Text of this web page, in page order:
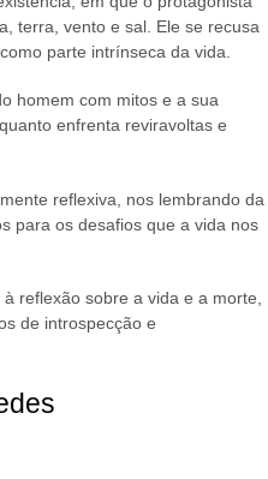
terra, vento e sal. Ele se recusa
parte intrínseca da vida.
homem com mitos e a sua
enfrenta reviravoltas e
reflexiva, nos lembrando da
para os desafios que a vida nos
reflexão sobre a vida e a morte,
de introspecção e